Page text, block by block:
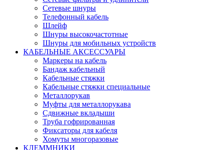
Сетевые шнуры
Телефонный кабель
Шлейф
Шнуры высокочастотные
Шнуры для мобильных устройств
КАБЕЛЬНЫЕ АКСЕССУАРЫ
Маркеры на кабель
Бандаж кабельный
Кабельные стяжки
Кабельные стяжки специальные
Металлорукав
Муфты для металлорукава
Сдвижные вкладыши
Труба гофрированная
Фиксаторы для кабеля
Хомуты многоразовые
КЛЕММНИКИ